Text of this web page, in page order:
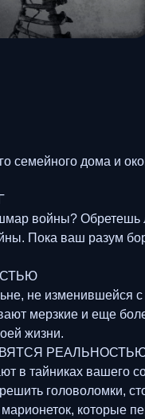
семейного дома и
войны?
Пока ваш разум
не изменившейся
мерзкие и еще
жизни.
в тайниках вашего
головоломки,
которые